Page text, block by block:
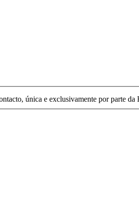
única e exclusivamente por parte